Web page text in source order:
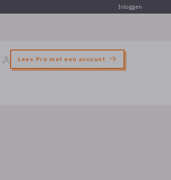
Inloggen
Lees Pro met een account